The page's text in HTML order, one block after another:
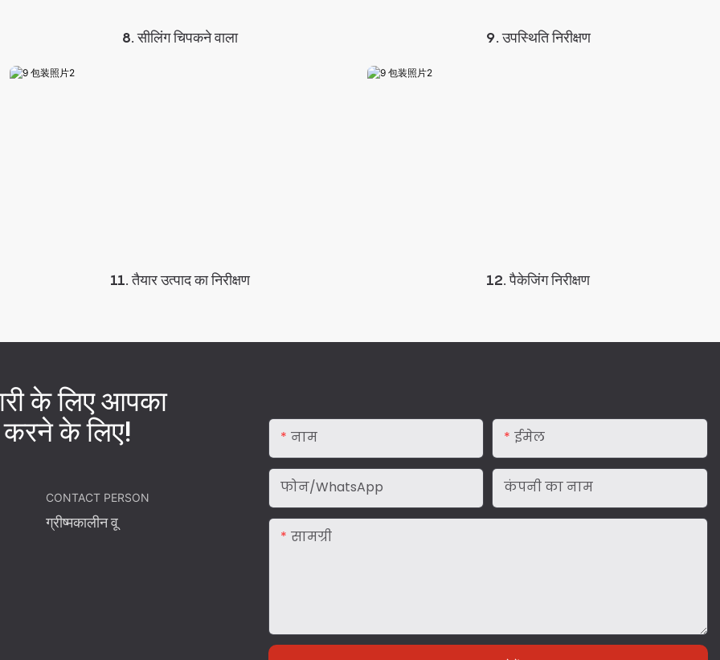
8. सीलिंग चिपकने वाला 9. उपस्थिति निरीक्षण
11. तैयार उत्पाद का निरीक्षण 12. पैकेजिंग निरीक्षण
के लिए आपका
करने के लिए!
CONTACT PERSON
ग्रीष्मकालीन वू
नाम ईमेल
फोन/WhatsApp कंपनी का नाम
सामग्री